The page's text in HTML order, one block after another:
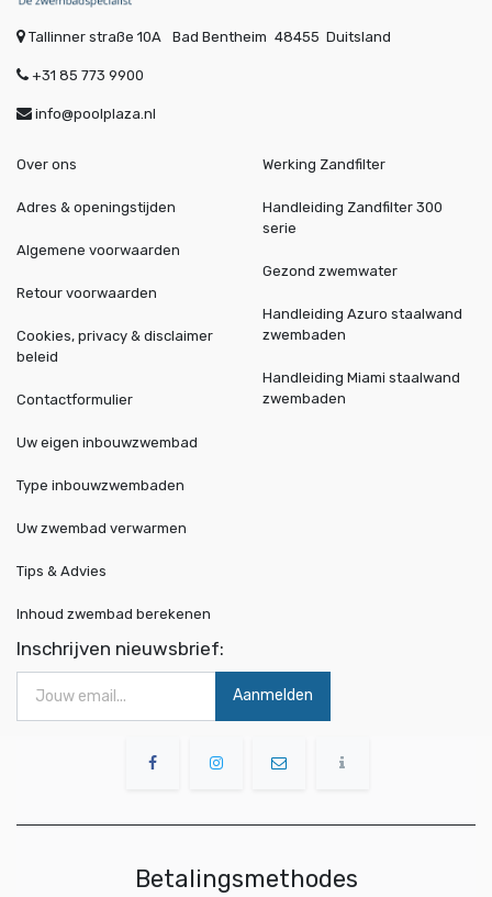
Tallinner straße 10A Bad Bentheim 48455 Duitsland
+31 85 773 9900
info@poolplaza.nl
Over ons
Adres & openingstijden
Algemene voorwaarden
Retour voorwaarden
Cookies, privacy & disclaimer
beleid
Contactformulier
Werking Zandfilter
Handleiding Zandfilter 300
serie
Gezond zwemwater
Handleiding Azuro staalwand
zwembaden
Handleiding Miami staalwand
zwembaden
Uw eigen inbouwzwembad
Type inbouwzwembaden
Uw zwembad verwarmen
Tips & Advies
Inhoud zwembad berekenen
Inschrijven nieuwsbrief:
Aanmelden
Betalingsmethodes